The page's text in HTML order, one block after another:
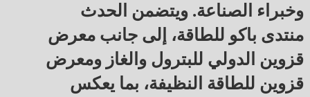
وخبراء الصناعة. ويتضمن الحدث
منتدى باكو للطاقة، إلى جانب معرض
قزوين الدولي للبترول والغاز ومعرض
قزوين للطاقة النظيفة، بما يعكس